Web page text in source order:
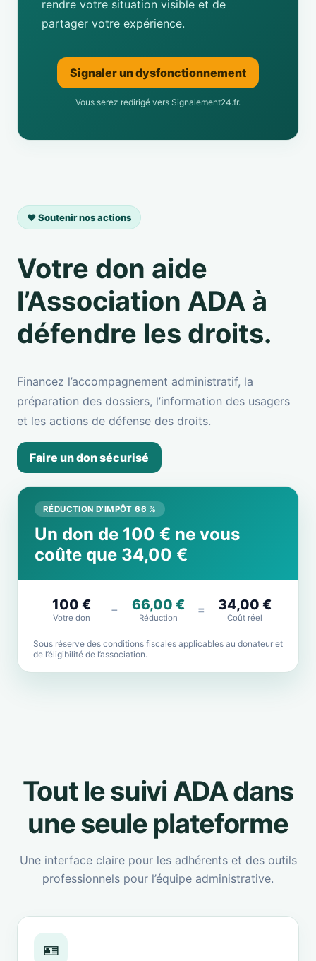
rendre votre situation visible et de
partager votre expérience.
Signaler un dysfonctionnement
Vous serez redirigé vers Signalement24.fr.
❤️ Soutenir nos actions
Votre don aide
l’Association ADA à
défendre les droits.
Financez l’accompagnement administratif, la
préparation des dossiers, l’information des usagers
et les actions de défense des droits.
Faire un don sécurisé
RÉDUCTION D’IMPÔT 66 %
Un don de 100 € ne vous
coûte que 34,00 €
100 €
Votre don
− 66,00 €
Réduction
= 34,00 €
Coût réel
Sous réserve des conditions fiscales applicables au donateur et
de l’éligibilité de l’association.
Tout le suivi ADA dans
une seule plateforme
Une interface claire pour les adhérents et des outils
professionnels pour l’équipe administrative.
🪪